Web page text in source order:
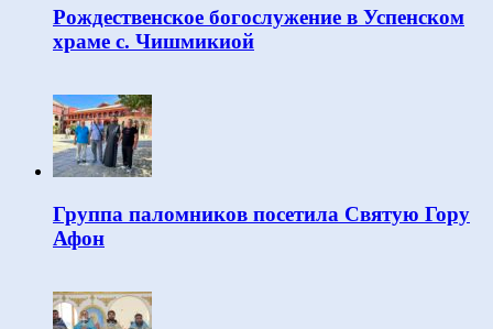
Рождественское богослужение в Успенском
храме с. Чишмикиой
Группа паломников посетила Святую Гору
Афон